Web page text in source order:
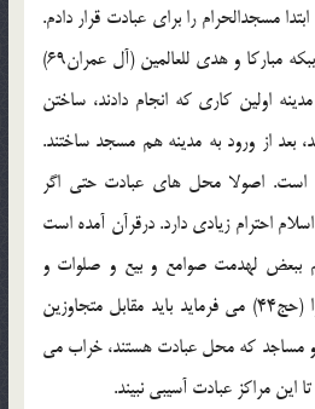
مسجدالحرام را برای عبادت قرار دادم.
ان اول بیت وضع للناس للذی ببکه مبارکا و هدی للعالمین (آل عمران69)
اولین کاری که انجام دادند، ساختن
بعد از ورود به مدینه هم مسجد ساختند.
است. اصولا محل های عبادت حتی اگر
احترام زیادی دارد. درقرآن آمده است
ببعض لهدمت صوامع و بیع و صلوات و
مساجد یذکر فیها اسم الله کثیرا (حج44) می فرماید باید مقابل متجاوزین
و مساجد که محل عبادت هستند، خراب می
این مراکز عبادت آسیبی نبیند.